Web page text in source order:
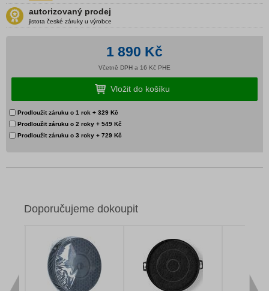
u vás doma
energetická účinnost
autorizovaný prodej
1 890 Kč
Včetně DPH a 16 Kč PHE
Doporučujeme dokoupit